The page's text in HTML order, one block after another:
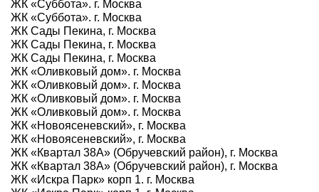
ЖК «Суббота». г. Москва
ЖК «Суббота». г. Москва
ЖК Сады Пекина, г. Москва
ЖК Сады Пекина, г. Москва
ЖК Сады Пекина, г. Москва
ЖК «Оливковый дом». г. Москва
ЖК «Оливковый дом». г. Москва
ЖК «Оливковый дом». г. Москва
ЖК «Оливковый дом». г. Москва
ЖК «Новоясеневский», г. Москва
ЖК «Новоясеневский», г. Москва
ЖК «Квартал 38А» (Обручевский район), г. Москва
ЖК «Квартал 38А» (Обручевский район), г. Москва
ЖК «Искра Парк» корп 1. г. Москва